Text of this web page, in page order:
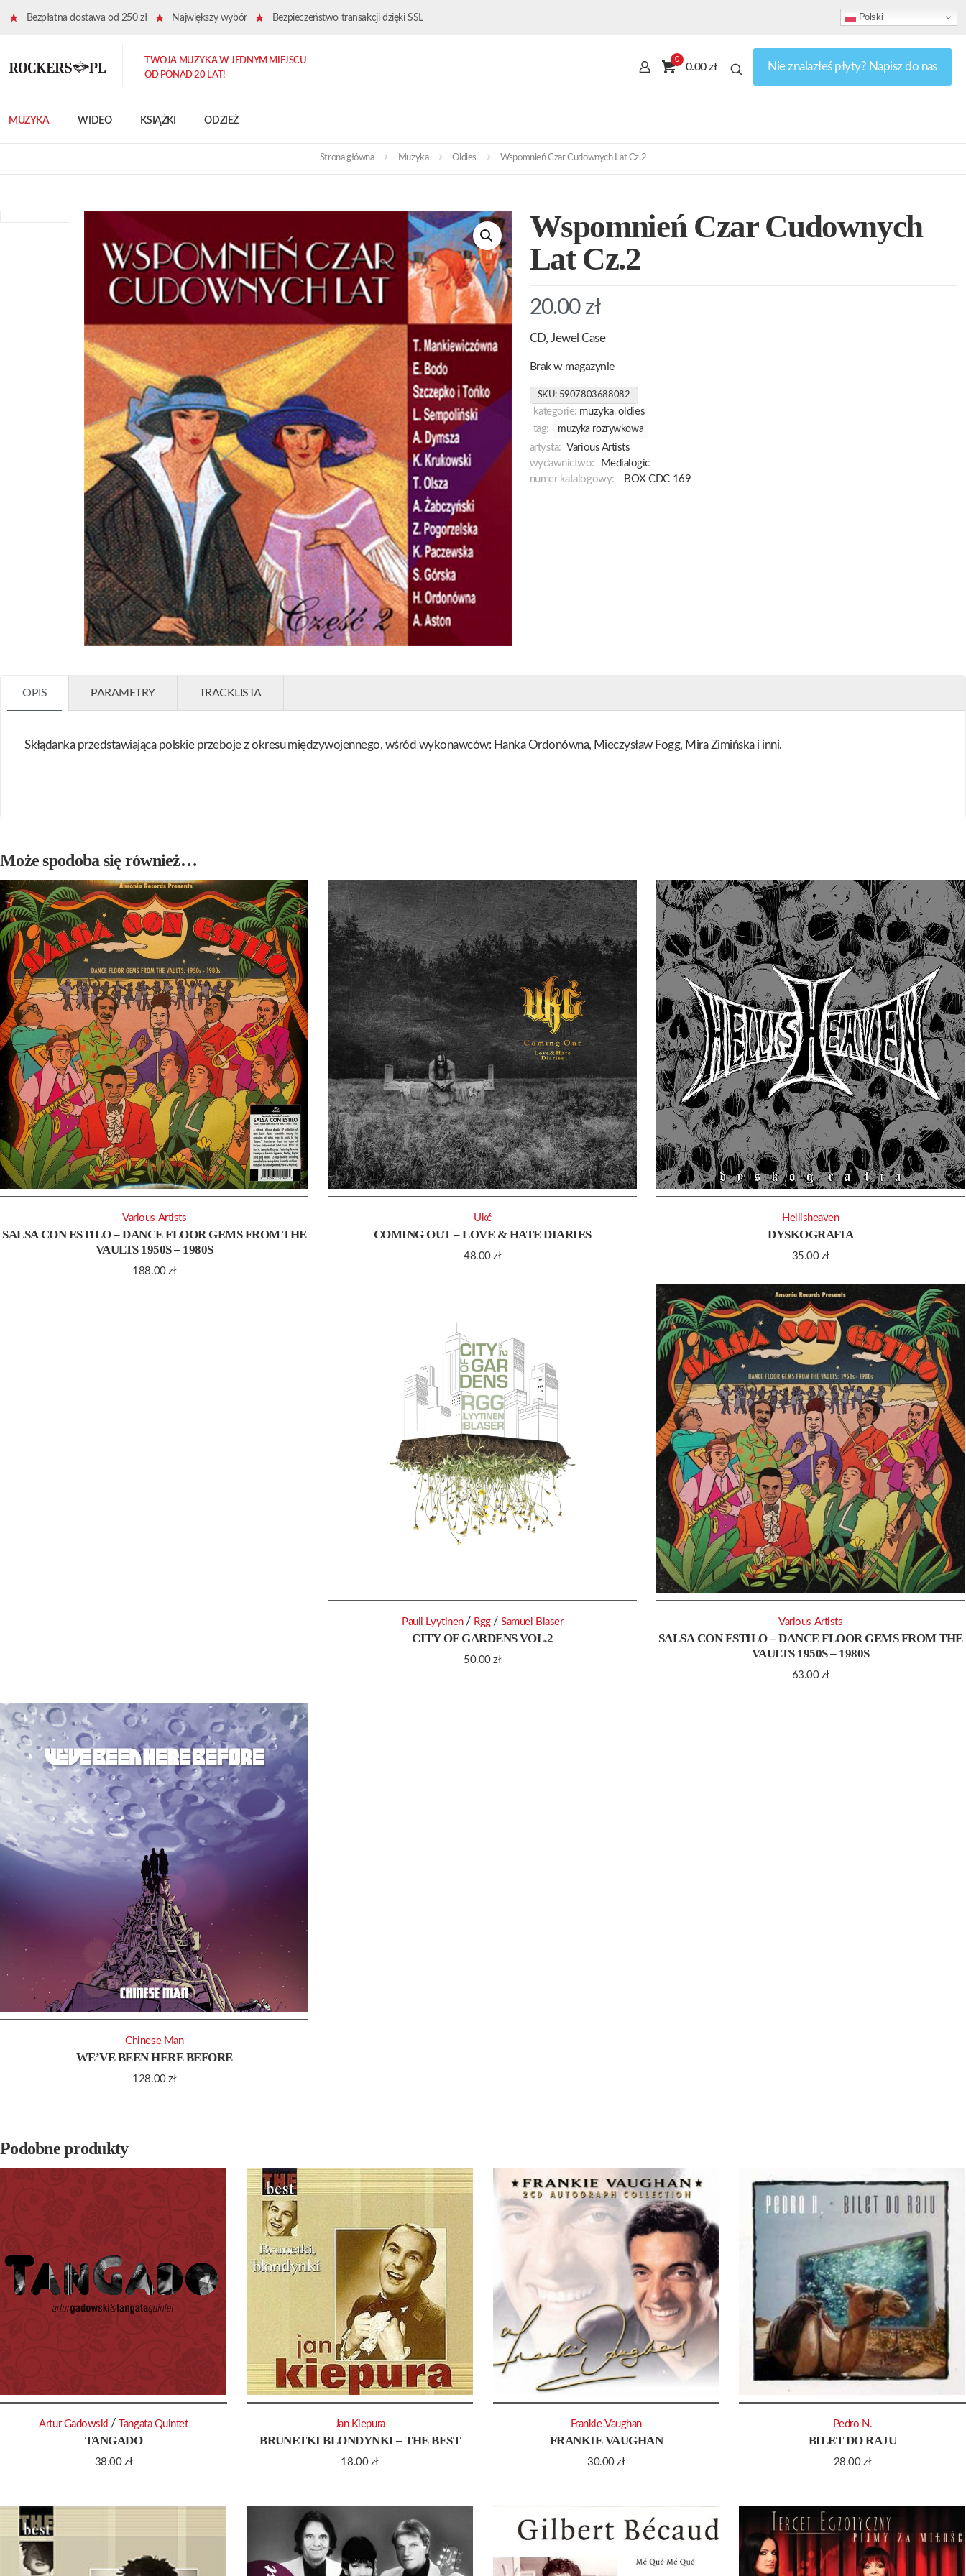
Bezpłatna dostawa od 250 zł Największy wybór Bezpieczeństwo transakcji dzięki SSL Polski
MUZYKA WIDEO KSIĄŻKI ODZIEŻ
TWOJA MUZYKA W JEDNYM MIEJSCU
OD PONAD 20 LAT!
0
0.00 zł Nie znalazłeś płyty? Napisz do nas
Strona główna Muzyka Oldies Wspomnień Czar Cudownych Lat Cz.2
Wspomnień Czar Cudownych
Lat Cz.2
20.00 zł
CD, Jewel Case
Brak w magazynie
SKU: 5907803688082
kategorie: muzyka, oldies
tag:
muzyka rozrywkowa
artysta: Various Artists
wydawnictwo:
Medialogic
numer katalogowy:
BOX CDC 169
OPIS PARAMETRY TRACKLISTA
Skłądanka przedstawiająca polskie przeboje z okresu międzywojennego, wśród wykonawców: Hanka Ordonówna, Mieczysław Fogg, Mira Zimińska i inni.
Może spodoba się również…
SALSA CON ESTILO – DANCE FLOOR GEMS FROM THE
VAULTS 1950S – 1980S
188.00zł
Various Artists
COMING OUT – LOVE & HATE DIARIES
48.00zł
Ukć
DYSKOGRAFIA
35.00 zł
Hellisheaven
CITY OF GARDENS VOL.2
50.00zł
Pauli Lyytinen / Rgg /Samuel Blaser
SALSA CON ESTILO – DANCE FLOOR GEMS FROM THE
VAULTS 1950S – 1980S
63.00 zł
Various Artists
WE’VE BEEN HERE BEFORE
128.00zł
Chinese Man
Podobne produkty
TANGADO
38.00zł
Artur Gadowski / Tangata Quintet
BRUNETKI BLONDYNKI – THE BEST
18.00 zł
Jan Kiepura
FRANKIE VAUGHAN
30.00zł
Frankie Vaughan
BILET DO RAJU
28.00zł
Pedro N.